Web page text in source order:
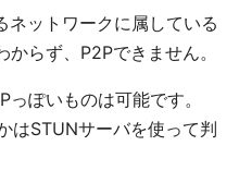
ネットワークに属している
らず、P2Pできません。
ぽいものは可能です。
はSTUNサーバを使って判